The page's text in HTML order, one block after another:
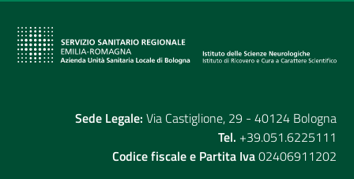
Sede Legale: Via Castiglione, 29 - 40124 Bologna
Tel. +39.051.6225111
Codice fiscale e Partita Iva02406911202